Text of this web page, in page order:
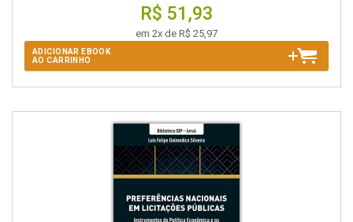
R$ 51,93
em 2x de R$ 25,97
ADICIONAR EBOOK
AO CARRINHO